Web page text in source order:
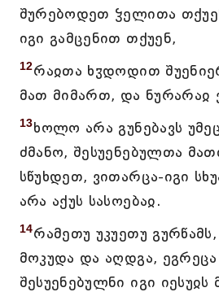
შურებოდეთ ჴელითა
იგი გამცენით თქუენ,
12რაჲთა ხჳდოდით
მათ მიმართ, და ნურარაჲ
13ხოლო არა გუნებავს
ძმანო, შესუენებულთა
სწუხდეთ, ვითარცა-იგი
არა აქუს სასოებაჲ.
14რამეთუ უკუეთუ
მოკუდა და აღდგა,
შესუენებულნი იგი იესუჲს